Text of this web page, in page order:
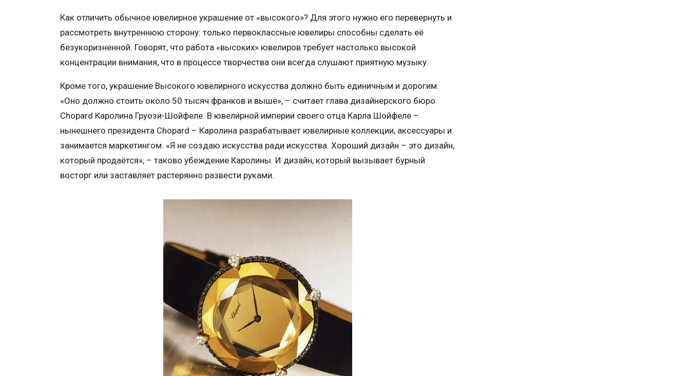
Как отличить обычное ювелирное украшение от «высокого»? Для этого нужно его перевернуть и
рассмотреть внутреннюю сторону: только первоклассные ювелиры способны сделать её
безукоризненной. Говорят, что работа «высоких» ювелиров требует настолько высокой
концентрации внимания, что в процессе творчества они всегда слушают приятную музыку.
Кроме того, украшение Высокого ювелирного искусства должно быть единичным и дорогим.
«Оно должно стоить около 50 тысяч франков и выше», – считает глава дизайнерского бюро
Chopard Каролина Груози-Шойфеле. В ювелирной империи своего отца Карла Шойфеле –
нынешнего президента Chopard – Каролина разрабатывает ювелирные коллекции, аксессуары и
занимается маркетингом. «Я не создаю искусства ради искусства. Хороший дизайн – это дизайн,
который продаётся», – таково убеждение Каролины. И дизайн, который вызывает бурный
восторг или заставляет растерянно развести руками.